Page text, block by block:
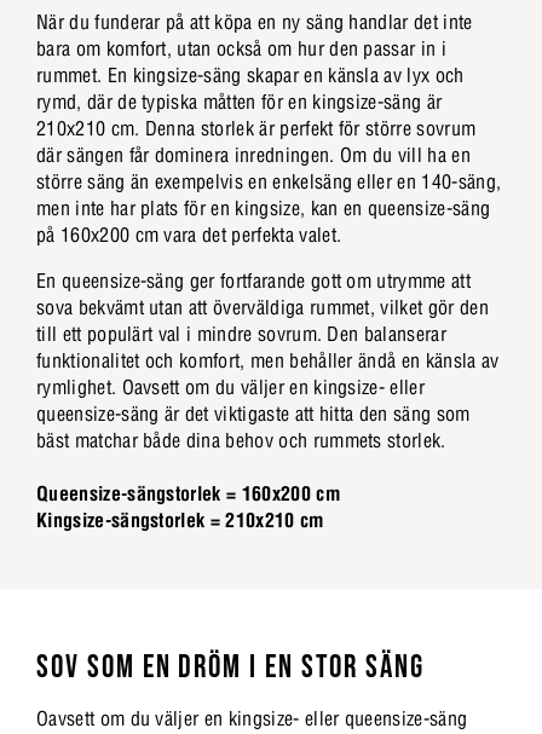
När du funderar på att köpa en ny säng handlar det inte
bara om komfort, utan också om hur den passar in i
rummet. En kingsize-säng skapar en känsla av lyx och
rymd, där de typiska måtten för en kingsize-säng är
210x210 cm. Denna storlek är perfekt för större sovrum
där sängen får dominera inredningen. Om du vill ha en
större säng än exempelvis en enkelsäng eller en 140-säng,
men inte har plats för en kingsize, kan en queensize-säng
på 160x200 cm vara det perfekta valet.
En queensize-säng ger fortfarande gott om utrymme att
sova bekvämt utan att överväldiga rummet, vilket gör den
till ett populärt val i mindre sovrum. Den balanserar
funktionalitet och komfort, men behåller ändå en känsla av
rymlighet. Oavsett om du väljer en kingsize- eller
queensize-säng är det viktigaste att hitta den säng som
bäst matchar både dina behov och rummets storlek.
Queensize-sängstorlek = 160x200 cm
Kingsize-sängstorlek = 210x210 cm
SOV SOM EN DRÖM I EN STOR SÄNG
Oavsett om du väljer en kingsize- eller queensize-säng